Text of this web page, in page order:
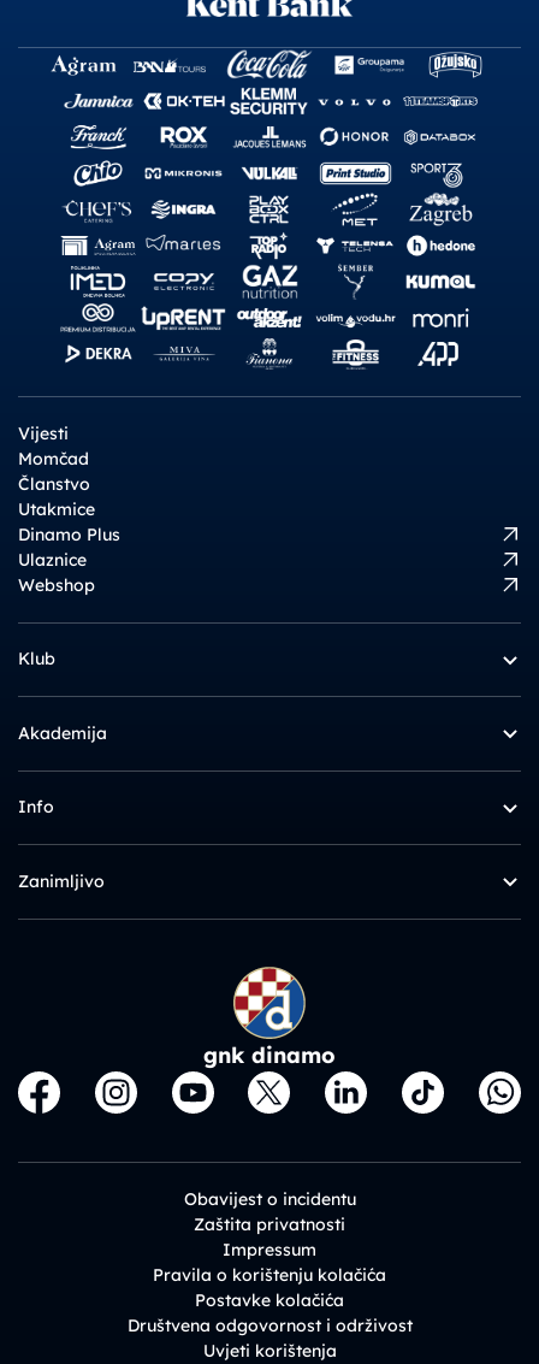
Vijesti
Momčad
Članstvo
Utakmice
Dinamo Plus
Ulaznice
Webshop
Klub
Akademija
Info
Zanimljivo
gnk dinamo
Obavijest o incidentu
Zaštita privatnosti
Impressum
Pravila o korištenju kolačića
Postavke kolačića
Društvena odgovornost i održivost
Uvjeti korištenja